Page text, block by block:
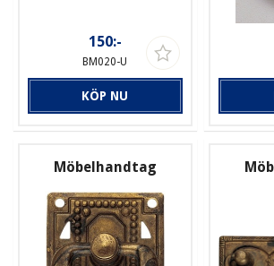
150:-
BM020-U
KÖP NU
Möbelhandtag